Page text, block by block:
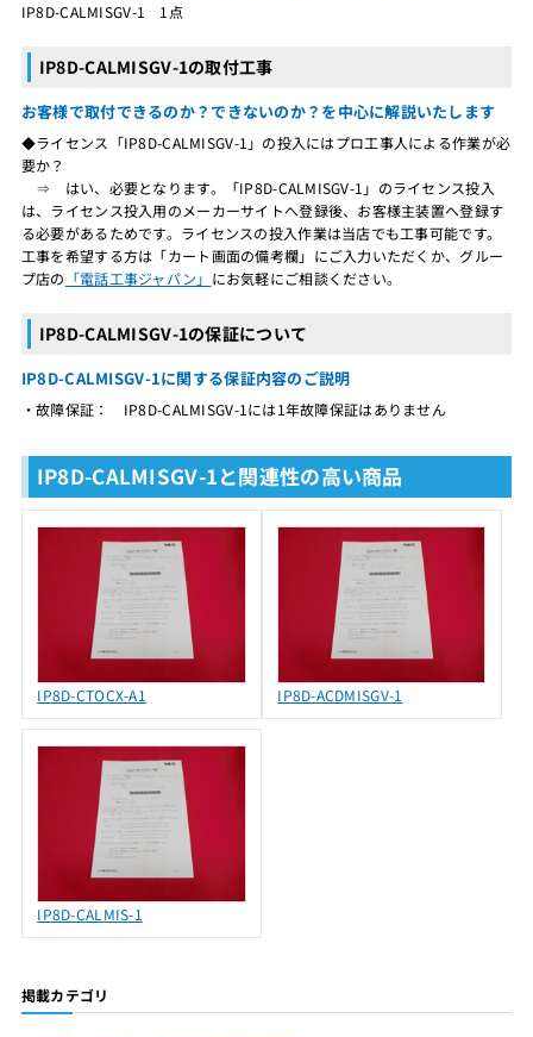
IP8D-CALMISGV-1 1点
IP8D-CALMISGV-1の取付工事
お客様で取付できるのか？できないのか？を中心に解説いたします
◆ライセンス「IP8D-CALMISGV-1」の投入にはプロ工事人による作業が必
要か？
⇒ はい、必要となります。「IP8D-CALMISGV-1」のライセンス投入
は、ライセンス投入用のメーカーサイトへ登録後、お客様主装置へ登録す
る必要があるためです。ライセンスの投入作業は当店でも工事可能です。
工事を希望する方は「カート画面の備考欄」にご入力いただくか、グルー
プ店の 「電話工事ジャパン」 にお気軽にご相談ください。
IP8D-CALMISGV-1の保証について
IP8D-CALMISGV-1に関する保証内容のご説明
・故障保証： IP8D-CALMISGV-1には1年故障保証はありません
IP8D-CALMISGV-1と関連性の高い商品
IP8D-CTOCX-A1 IP8D-ACDMISGV-1
IP8D-CALMIS-1
掲載カテゴリ